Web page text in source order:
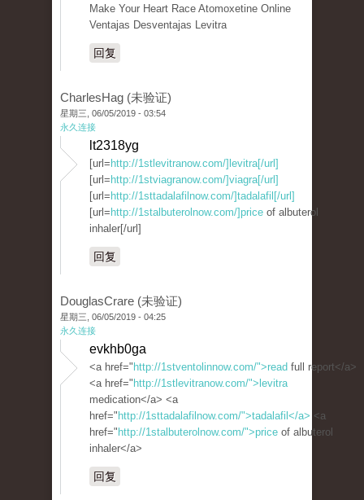
Make Your Heart Race Atomoxetine Online
Ventajas Desventajas Levitra
回复
CharlesHag (未验证)
星期三, 06/05/2019 - 03:54
永久连接
lt2318yg
[url= http://1stlevitranow.com/]levitra[/url]
[url= http://1stviagranow.com/]viagra[/url]
[url= http://1sttadalafilnow.com/]tadalafil[/url]
[url= http://1stalbuterolnow.com/]price of albuterol
inhaler[/url]
回复
DouglasCrare (未验证)
星期三, 06/05/2019 - 04:25
永久连接
evkhb0ga
<a href=" http://1stventolinnow.com/">read full report</a>
<a href=" http://1stlevitranow.com/">levitra
medication</a> <a
href=" http://1sttadalafilnow.com/">tadalafil</a> <a
href=" http://1stalbuterolnow.com/">price of albuterol
inhaler</a>
回复